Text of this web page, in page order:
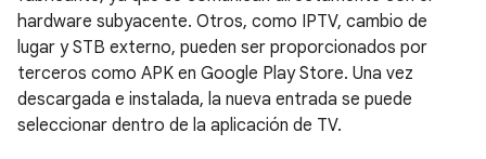
hardware subyacente. Otros, como IPTV, cambio de
lugar y STB externo, pueden ser proporcionados por
terceros como APK en Google Play Store. Una vez
descargada e instalada, la nueva entrada se puede
seleccionar dentro de la aplicación de TV.